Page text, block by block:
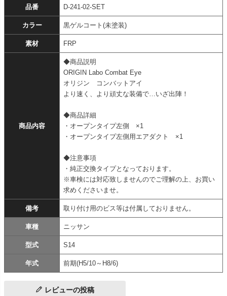
品番 D-241-02-SET
カラー 黒ゲルコート(未塗装)
素材 FRP
商品内容
◆商品説明
ORIGIN Labo Combat Eye
オリジン コンバットアイ
より速く、より頑丈な装備で…いざ出陣！
◆商品詳細
・オープンタイプ左側 ×1
・オープンタイプ左側用エアダクト ×1
◆注意事項
・純正交換タイプとなっております。
※車検には対応致しませんのでご理解の上、お買い
求めくださいませ。
備考 取り付け用のビス等は付属しておりません。
車種 ニッサン
型式 S14
年式 前期(H5/10～H8/6)
レビューの投稿